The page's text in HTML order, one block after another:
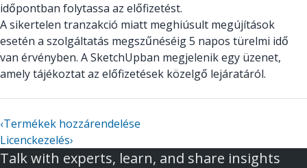
időpontban folytassa az előfizetést.
A sikertelen tranzakció miatt meghiúsult megújítások
esetén a szolgáltatás megszűnéséig 5 napos türelmi idő
van érvényben. A SketchUpban megjelenik egy üzenet,
amely tájékoztat az előfizetések közelgő lejáratáról.
‹Termékek hozzárendelése
Licenckezelés›
Talk with experts, learn, and share insights